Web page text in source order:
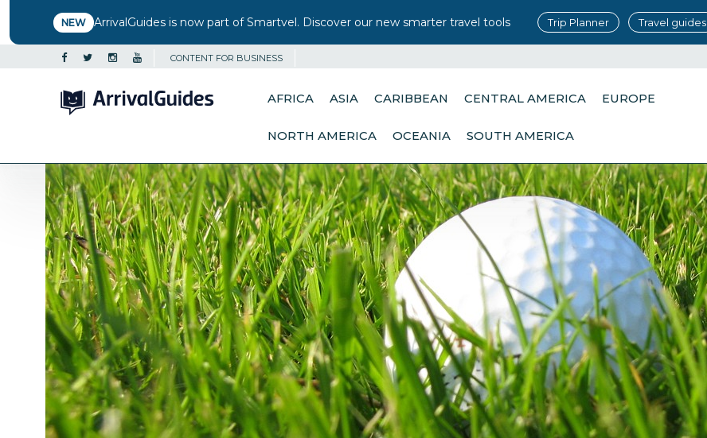
NEW ArrivalGuides is now part of Smartvel. Discover our new smarter travel tools Trip Planner Travel guides
CONTENT FOR BUSINESS
AFRICA ASIA CARIBBEAN CENTRAL AMERICA EUROPE
NORTH AMERICA OCEANIA SOUTH AMERICA